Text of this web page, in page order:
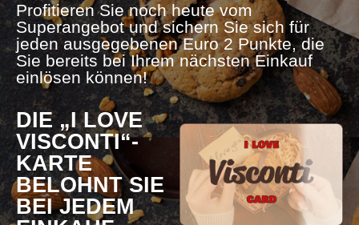
DIE „I LOVE
VISCONTI“-
KARTE
BELOHNT SIE
BEI ​​JEDEM
Profitieren Sie noch heute vom
Superangebot und sichern Sie sich für
jeden ausgegebenen Euro 2 Punkte, die
Sie bereits bei Ihrem nächsten Einkauf
einlösen können!